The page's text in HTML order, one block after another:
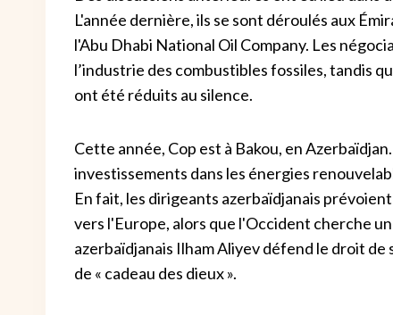
L'année dernière, ils se sont déroulés aux
l'Abu Dhabi National Oil Company. Les
l’industrie des combustibles fossiles, tandis
ont été réduits au silence.
Cette année, Cop est à Bakou, en
investissements dans les énergies
En fait, les dirigeants azerbaïdjanais
vers l'Europe, alors que l'Occident cherche
azerbaïdjanais Ilham Aliyev défend le droit
de « cadeau des dieux ».